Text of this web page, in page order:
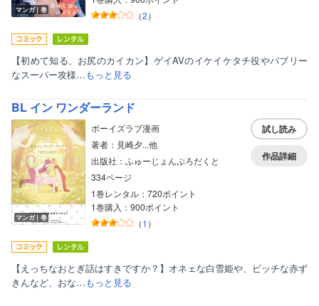
マンガ｜巻
（2）
【初めて知る、お尻のカイカン】ゲイAVのイケイケタチ役やバブリー
なスーパー攻様…もっと見る
BL イン ワンダーランド
マンガ｜巻
ボーイズラブ漫画
著者：見崎夕...他
出版社：ふゅーじょんぷろだくと
334ページ
1巻レンタル：720ポイント
1巻購入：900ポイント
（1 ）
試し読み
作品詳細
【えっちなおとぎ話はすきですか？】オネェな白雪姫や、ビッチな赤ず
きんなど、おな…もっと見る